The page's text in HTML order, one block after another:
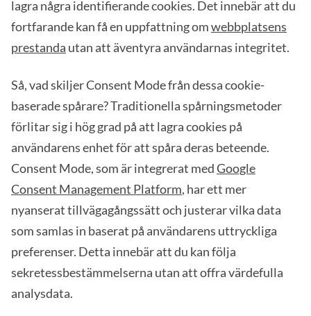
lagra några identifierande cookies. Det innebär att du
fortfarande kan få en uppfattning omwebbplatsens
prestanda utan att äventyra användarnas integritet.
Så, vad skiljer Consent Mode från dessa cookie-
baserade spårare? Traditionella spårningsmetoder
förlitar sig i hög grad på att lagra cookies på
användarens enhet för att spåra deras beteende.
Consent Mode, som är integrerat medGoogle
Consent Management Platform, har ett mer
nyanserat tillvägagångssätt och justerar vilka data
som samlas in baserat på användarens uttryckliga
preferenser. Detta innebär att du kan följa
sekretessbestämmelserna utan att offra värdefulla
analysdata.